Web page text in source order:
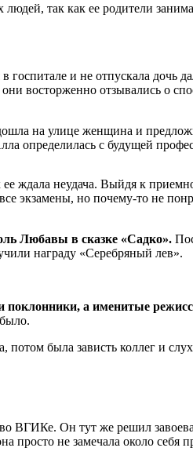
так как ее родители
госпитале и не отпускала дочь
восторженно отзывались о
на улице женщина и
определилась с будущей
неудача. Выйдя к
но почему-то не
Любавы в сказке «Садко».
награду «Серебряный лев».
поклонники, а именитые
была зависть коллег и
Он тут же решил
не замечала около себя